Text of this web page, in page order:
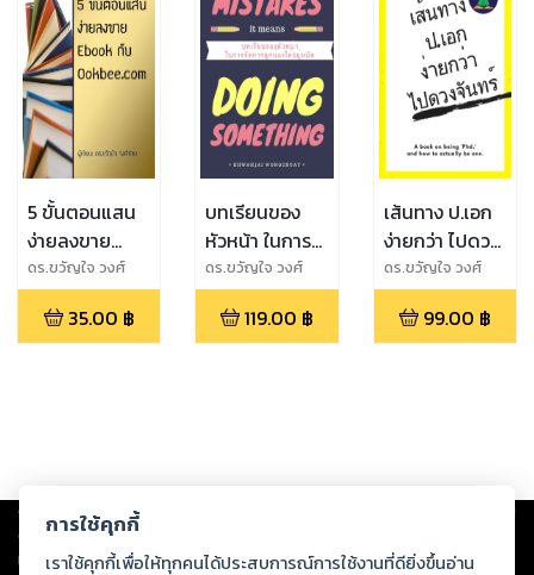
5 ขั้นตอนแสน
ง่ายลงขาย
Ebook กับ
Ookbee.com
ดร.ขวัญใจ วงศ์
ช่วย
35.00 ฿
บทเรียนของ
หัวหน้า ในการ
จัดการลูกน้อง
ให้อยู่หมัด
ดร.ขวัญใจ วงศ์
ช่วย
119.00 ฿
เส้นทาง ป.เอก
ง่ายกว่า ไปดวง
จันทร์
ดร.ขวัญใจ วงศ์
ช่วย
99.00 ฿
Copyright © 2026
ต่อผลงานหรือเนื้อหาใดที่อัปโหลดผ่านเว็บไซต์และปรากฏว่าละเมิดสิทธิใน
ทรัพย์สินทางปัญญาของบุคคลอื่นหรือขัดต่อกฎหมายและศีลธรรม ดังนั้น ผู้อ่าน
การใช้คุกกี้
เราใช้คุกกี้เพื่อให้ทุกคนได้ประสบการณ์การใช้งานที่ดียิ่งขึ้นอ่าน